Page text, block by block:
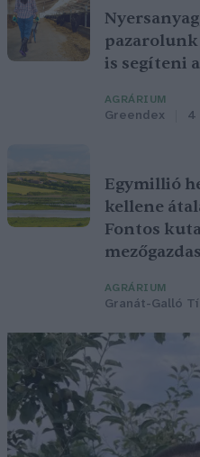
is segíteni
AGRÁRIUM
Greendex 4
Egymillió
kellene
Fontos
AGRÁRIUM
Granát-Galló